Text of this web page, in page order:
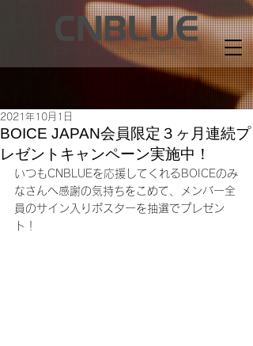
BOICE JAPAN会員限定３ヶ月連続プ
レゼントキャンペーン実施中！
2021年10月1日
いつもCNBLUEを応援してくれるBOICEのみ
なさんへ感謝の気持ちをこめて、メンバー全
員のサイン入りポスターを抽選でプレゼン
ト！